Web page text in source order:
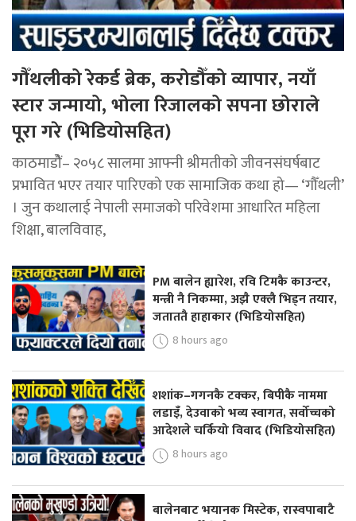
गौँथलीको रेकर्ड ब्रेक, करोडौँको व्यापार, नयाँ
स्टार जन्मायो, भोला रिजालको सपना छोराले
पूरा गरे (भिडियोसहित)
काठमाडोैं– २०५८ सालमा आफ्नी श्रीमतीको जीवनसंघर्षबाट
प्रभावित भएर तयार पारिएको एक सामाजिक कथा हो— ‘गौँथली’
। जुन कथालाई नेपाली समाजको परिवेशमा आधारित महिला
शिक्षा, बालविवाह,
PM बालेन ह्यारेश, रवि टिमकै काउन्टर,
मन्त्री नै निकम्मा, अझै एक्लै भिड्न तयार,
जताततै हाहाकार (भिडियोसहित)
8 hours ago
शशांक–गगनकै टक्कर, बिपीकै नाममा
लडाइँ, देउवाको भव्य स्वागत, सर्वोच्चको
आदेशले चर्कियो विवाद (भिडियोसहित)
8 hours ago
बालेनबाट भयानक मिस्टेक, रास्वपाबाटै